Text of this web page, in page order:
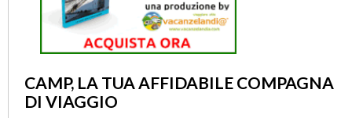
CAMP, LA TUA AFFIDABILE COMPAGNA
DI VIAGGIO